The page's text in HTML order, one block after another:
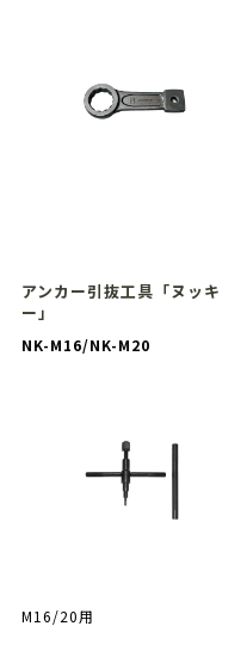
アンカー引抜工具「ヌッキ
ー」
NK-M16/NK-M20
M16/20用